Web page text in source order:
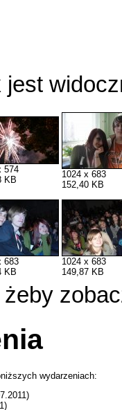
jest
574
KB
1024 x 683
152,40 KB
683
KB
1024 x 683
149,87 KB
żeby
wydarzeniach: